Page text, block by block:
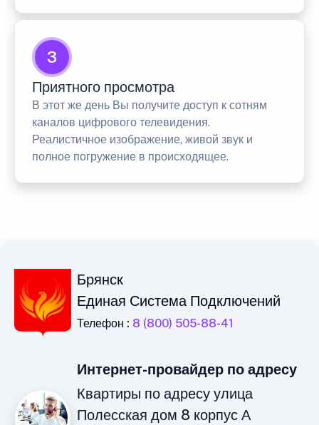
3
Приятного просмотра
В этот же день Вы получите доступ к сотням
каналов цифрового телевидения.
Реалистичное изображение, живой звук и
полное погружение в происходящее.
Брянск
Единая Система Подключений
Телефон : 8 (800) 505-88-41
Интернет-провайдер по адресу
Квартиры по адресу улица
Полесская дом 8 корпус А